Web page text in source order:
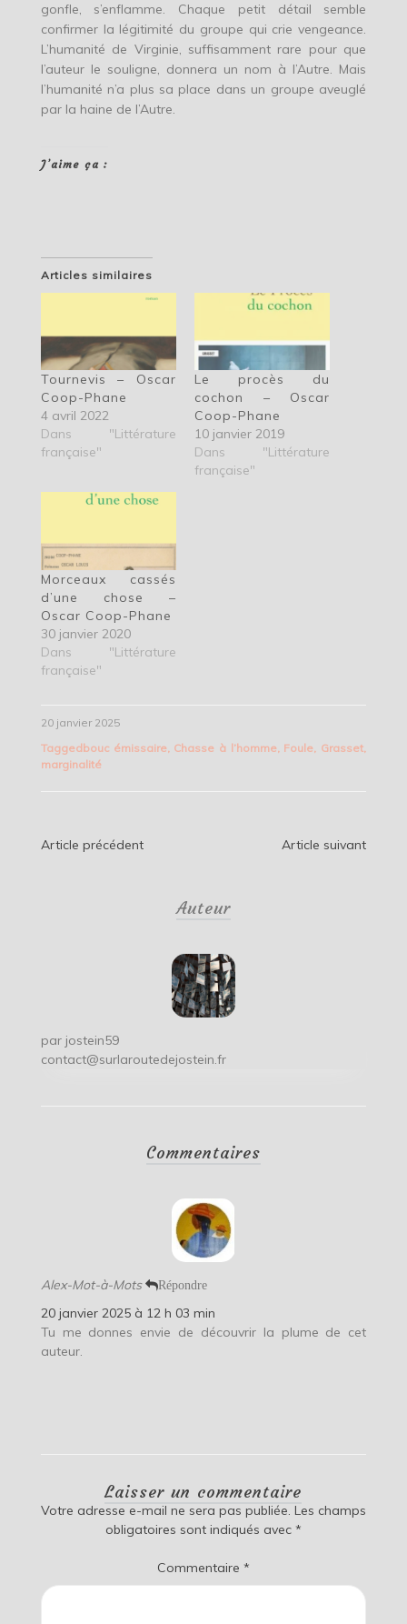
gonfle, s’enflamme. Chaque petit détail semble
confirmer la légitimité du groupe qui crie vengeance.
L’humanité de Virginie, suffisamment rare pour que
l’auteur le souligne, donnera un nom à l’Autre. Mais
l’humanité n’a plus sa place dans un groupe aveuglé
par la haine de l’Autre.
J’aime ça :
Articles similaires
Tournevis – Oscar
Coop-Phane
4 avril 2022
Dans "Littérature
française"
Le procès du
cochon – Oscar
Coop-Phane
10 janvier 2019
Dans "Littérature
française"
Morceaux cassés
d’une chose –
Oscar Coop-Phane
30 janvier 2020
Dans "Littérature
française"
20 janvier 2025
Taggedbouc émissaire, Chasse à l’homme, Foule Grasset
marginalité
Navigation
Article précédent Article suivant
Auteur
par jostein59
contact@surlaroutedejostein.fr
Commentaires
Alex-Mot-à-Mots Répondre
20 janvier 2025 à 12 h 03 min
Tu me donnes envie de découvrir la plume de cet
auteur.
Laisser un commentaire
Votre adresse e-mail ne sera pas publiée. Les champs
obligatoires sont indiqués avec *
Commentaire *